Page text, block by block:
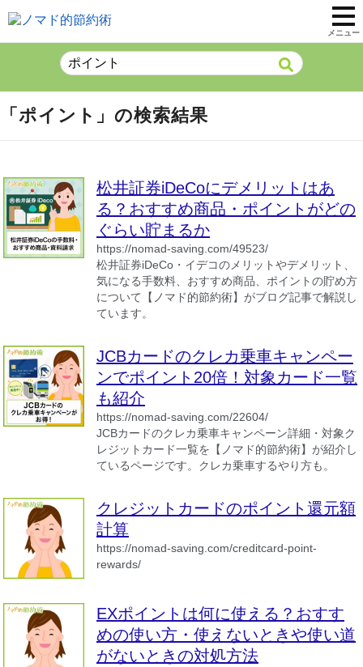
メニュー
「ポイント」の検索結果
松井証券iDeCoにデメリットはあ
る？おすすめ商品・ポイントがどの
ぐらい貯まるか
https://nomad-saving.com/49523/
松井証券iDeCo・イデコのメリットやデメリット、
気になる手数料、おすすめ商品、ポイントの貯め方
について【ノマド的節約術】がブログ記事で解説し
ています。
JCBカードのクレカ乗車キャンペー
ンでポイント20倍！対象カード一覧
も紹介
https://nomad-saving.com/22604/
JCBカードのクレカ乗車キャンペーン詳細・対象ク
レジットカード一覧を【ノマド的節約術】が紹介し
ているページです。クレカ乗車するやり方も。
クレジットカードのポイント還元額
計算
https://nomad-saving.com/creditcard-point-
rewards/
EXポイントは何に使える？おすす
めの使い方・使えないときや使い道
がないときの対処方法